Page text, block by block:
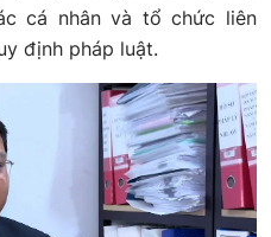
cá nhân và tổ chức liên
định pháp luật.